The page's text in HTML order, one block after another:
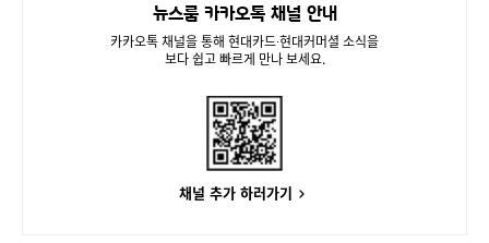
뉴스룸 카카오톡 채널 안내
카카오톡 채널을 통해 현대카드∙현대커머셜 소식을
보다 쉽고 빠르게 만나 보세요.
채널 추가 하러가기